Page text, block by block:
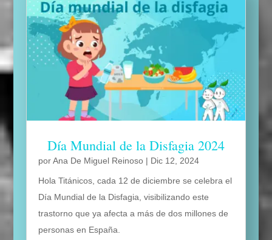
Día Mundial de la Disfagia 2024
porAna De Miguel Reinoso| Dic 12, 2024
Hola Titánicos, cada 12 de diciembre se celebra el
Día Mundial de la Disfagia, visibilizando este
trastorno que ya afecta a más de dos millones de
personas en España.